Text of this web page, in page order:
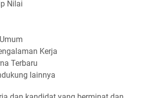
Nilai
Kerja
Terbaru
lainnya